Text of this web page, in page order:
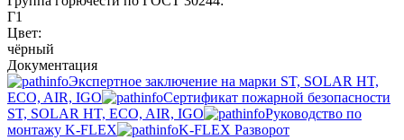
Г1
Цвет:
чёрный
Документация
Экспертное заключение на марки ST, SOLAR HT,
ECO, AIR, IGO
Сертификат пожарной безопасности
ST, SOLAR HT, ECO, AIR, IGO
Руководство по
монтажу K-FLEX
K-FLEX Разворот